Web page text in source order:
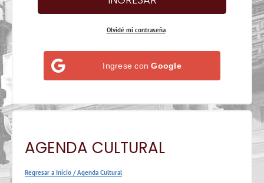
Olvidé mi contraseña
Ingrese conGoogle
AGENDA CULTURAL
Regresar a Inicio /Agenda Cultural